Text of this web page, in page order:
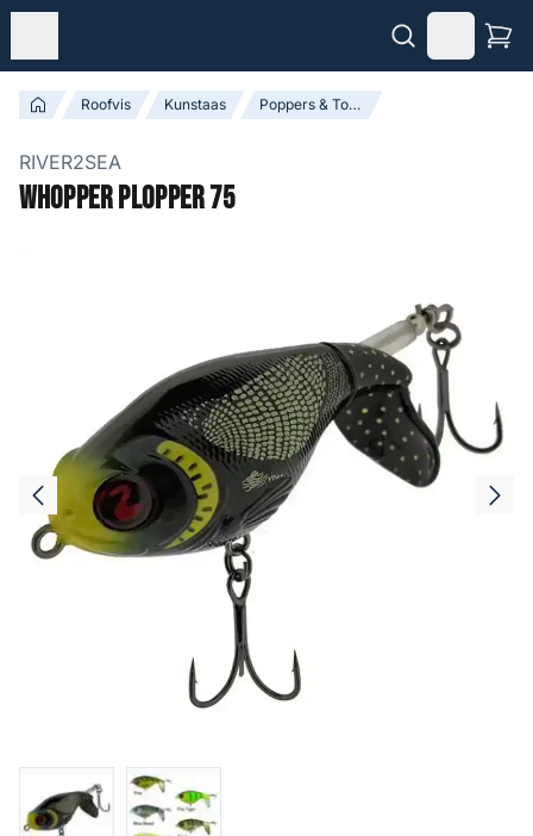
Roofvis Kunstaas Poppers & Topwater Baits
RIVER2SEA
Whopper Plopper 75